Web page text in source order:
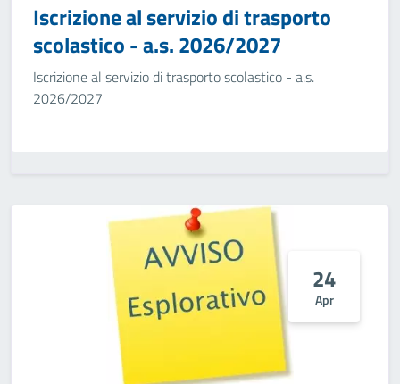
Iscrizione al servizio di trasporto
scolastico - a.s. 2026/2027
Iscrizione al servizio di trasporto scolastico - a.s.
2026/2027
24
Apr